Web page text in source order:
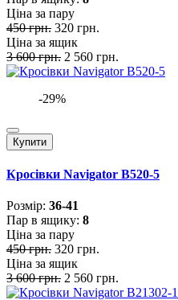
Ціна за пару
450 грн. 320 грн.
Ціна за ящик
3 600 грн. 2 560 грн.
-29%
Купити
Кросівки Navigator B520-5
Розмiр: 36-41
Пар в ящику: 8
Ціна за пару
450 грн. 320 грн.
Ціна за ящик
3 600 грн. 2 560 грн.